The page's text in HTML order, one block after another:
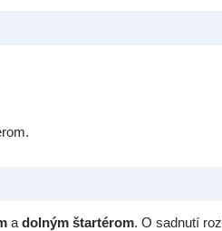
a dolným štartérom. O sadnutí